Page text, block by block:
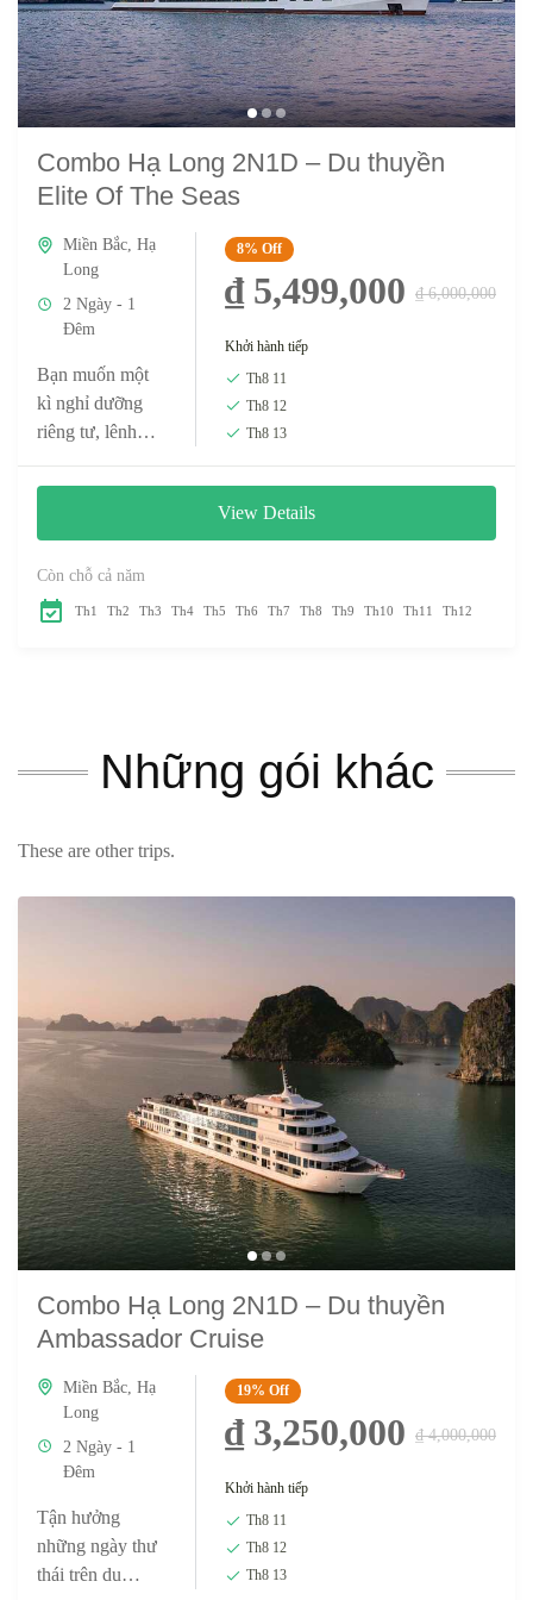
Combo Hạ Long 2N1D – Du thuyền
Elite Of The Seas
Miền Bắc, Hạ
Long
2 Ngày - 1
Đêm
Bạn muốn một
kì nghỉ dưỡng
riêng tư, lênh
Long để ngắm
trời mọc và trải
nghiệm những...
8% Off
₫ 5,499,000 ₫ 6,000,000
Khởi hành tiếp
Th8 11
Th8 12
Th8 13
View Details
Còn chỗ cả năm
Th1 Th2 Th3 Th4 Th5 Th6 Th7 Th8 Th9 Th10 Th11 Th12
Những gói khác
These are other trips.
Combo Hạ Long 2N1D – Du thuyền
Ambassador Cruise
Miền Bắc Hạ
Long
2 Ngày - 1
Đêm
Tận hưởng
những ngày thư
thái trên du
19% Off
₫ 3,250,000 ₫ 4,000,000
Khởi hành tiếp
Th8 11
Th8 12
Th8 13